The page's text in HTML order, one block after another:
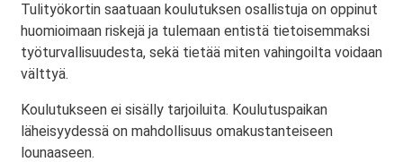
Tulityökortin saatuaan koulutuksen osallistuja on oppinut
huomioimaan riskejä ja tulemaan entistä tietoisemmaksi
työturvallisuudesta, sekä tietää miten vahingoilta voidaan
välttyä.
Koulutukseen ei sisälly tarjoiluita. Koulutuspaikan
läheisyydessä on mahdollisuus omakustanteiseen
lounaaseen.